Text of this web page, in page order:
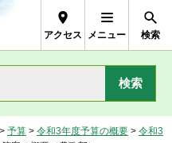
アクセス メニュー 検索
> 予算 > 令和3年度予算の概要 > 令和3